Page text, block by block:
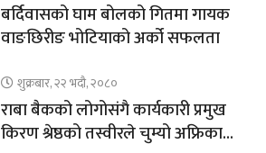
बर्दिवासको घाम बोलको गितमा गायक
वाङछिरीङ भोटियाको अर्को सफलता
शुक्रबार, २२ भदौ, २०८०
राबा बैकको लोगोसंगै कार्यकारी प्रमुख
किरण श्रेष्ठको तस्वीरले चुम्यो अफ्रिकाको